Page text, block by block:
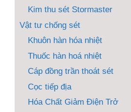
Kim thu sét Stormaster
Vật tư chống sét
Khuôn hàn hóa nhiệt
Thuốc hàn hoá nhiệt
Cáp đồng trần thoát sét
Cọc tiếp địa
Hóa Chất Giảm Điện Trở